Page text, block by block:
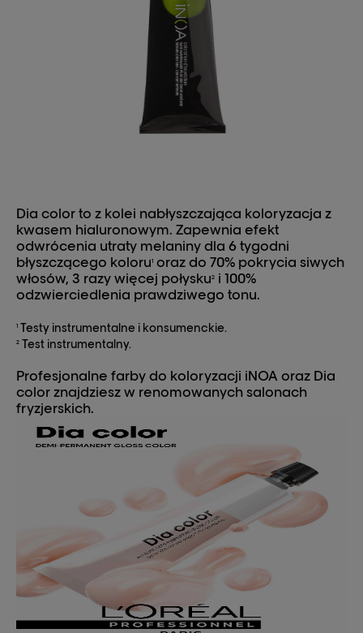
Dia color to z kolei nabłyszczająca koloryzacja z
kwasem hialuronowym. Zapewnia efekt
odwrócenia utraty melaniny dla 6 tygodni
błyszczącego koloru1 oraz do 70% pokrycia siwych
włosów, 3 razy więcej połysku2 i 100%
odzwierciedlenia prawdziwego tonu.
1 Testy instrumentalne i konsumenckie.
2 Test instrumentalny.
Profesjonalne farby do koloryzacji iNOA oraz Dia
color znajdziesz w renomowanych salonach
fryzjerskich.